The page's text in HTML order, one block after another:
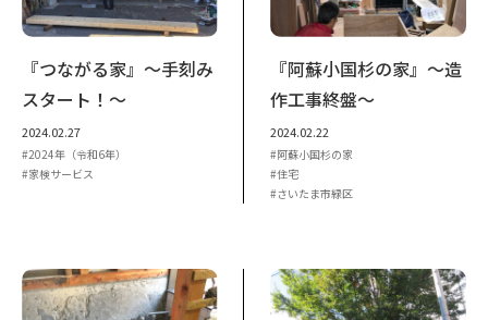
『つながる家』～手刻み
スタート！～
2024.02.27
2024年（令和6年）
家検サービス
『阿蘇小国杉の家』～造
作工事終盤～
2024.02.22
阿蘇小国杉の家
住宅
さいたま市緑区